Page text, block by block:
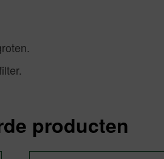
producten